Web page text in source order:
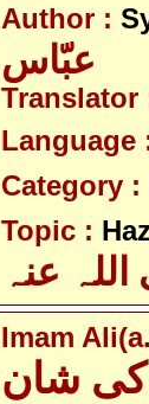
Author :
عبّاس
Translator
Language
Category :
Topic :
عنہ
Imam
کی شان